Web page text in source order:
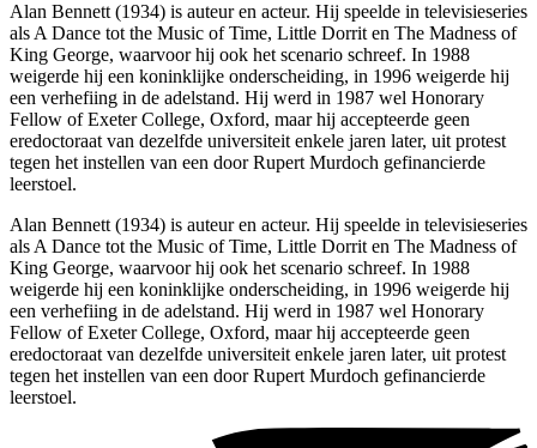
Alan Bennett (1934) is auteur en acteur. Hij speelde in televisieseries
als A Dance tot the Music of Time, Little Dorrit en The Madness of
King George, waarvoor hij ook het scenario schreef. In 1988
weigerde hij een koninklijke onderscheiding, in 1996 weigerde hij
een verhefiing in de adelstand. Hij werd in 1987 wel Honorary
Fellow of Exeter College, Oxford, maar hij accepteerde geen
eredoctoraat van dezelfde universiteit enkele jaren later, uit protest
tegen het instellen van een door Rupert Murdoch gefinancierde
leerstoel.
Alan Bennett (1934) is auteur en acteur. Hij speelde in televisieseries
als A Dance tot the Music of Time, Little Dorrit en The Madness of
King George, waarvoor hij ook het scenario schreef. In 1988
weigerde hij een koninklijke onderscheiding, in 1996 weigerde hij
een verhefiing in de adelstand. Hij werd in 1987 wel Honorary
Fellow of Exeter College, Oxford, maar hij accepteerde geen
eredoctoraat van dezelfde universiteit enkele jaren later, uit protest
tegen het instellen van een door Rupert Murdoch gefinancierde
leerstoel.